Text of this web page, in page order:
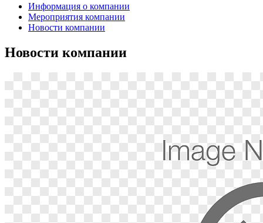
Информация о компании
Мероприятия компании
Новости компании
Новости компании